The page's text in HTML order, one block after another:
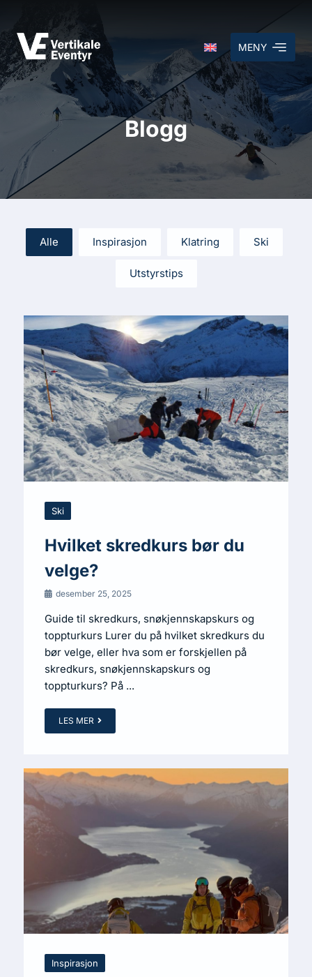
MENY
Blogg
Alle Inspirasjon Klatring Ski
Utstyrstips
Ski
Hvilket skredkurs bør du
velge?
desember 25, 2025
Guide til skredkurs, snøkjennskapskurs og
toppturkurs Lurer du på hvilket skredkurs du
bør velge, eller hva som er forskjellen på
skredkurs, snøkjennskapskurs og
toppturkurs? På ...
LES MER
Inspirasjon